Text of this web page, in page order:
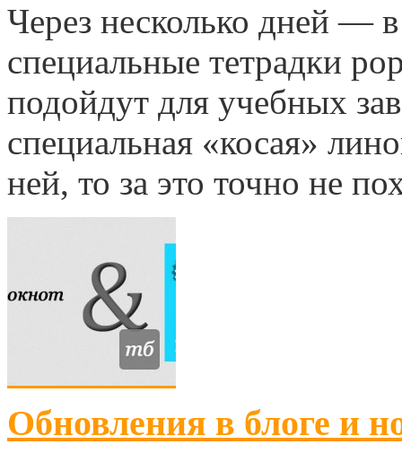
Через несколько дней —
специальные тетрадки
подойдут для учебных
специальная «косая»
ней, то за это точно не
Обновления в блоге и